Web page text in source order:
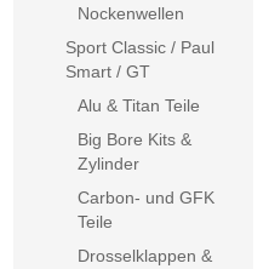
Nockenwellen
Sport Classic / Paul
Smart / GT
Alu & Titan Teile
Big Bore Kits &
Zylinder
Carbon- und GFK
Teile
Drosselklappen &